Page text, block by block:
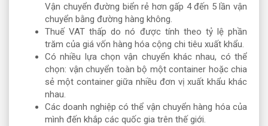
Vận chuyển đường biển rẻ hơn gấp 4 đến 5 lần vận
chuyển bằng đường hàng không.
Thuế VAT thấp do nó được tính theo tỷ lệ phần
trăm của giá vốn hàng hóa cộng chi tiêu xuất khẩu.
Có nhiều lựa chọn vận chuyển khác nhau, có thể
chọn: vận chuyển toàn bộ một container hoặc chia
sẻ một container giữa nhiều đơn vị xuất khẩu khác
nhau.
Các doanh nghiệp có thể vận chuyển hàng hóa của
mình đến khắp các quốc gia trên thế giới.